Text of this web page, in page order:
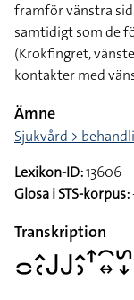
framför vänstra
samtidigt som de
(Krokfingret,
kontakter med
Ämne
Sjukvård >
Lexikon-ID:13606
Glosa i STS-korpus:
Transkription